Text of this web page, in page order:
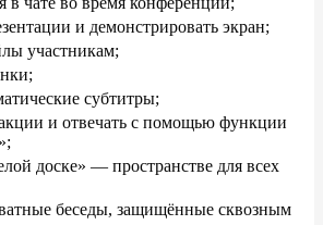
и демонстрировать экран;
участникам;
субтитры;
и отвечать с помощью функции
»;
доске» — пространстве для всех
беседы, защищённые сквозным